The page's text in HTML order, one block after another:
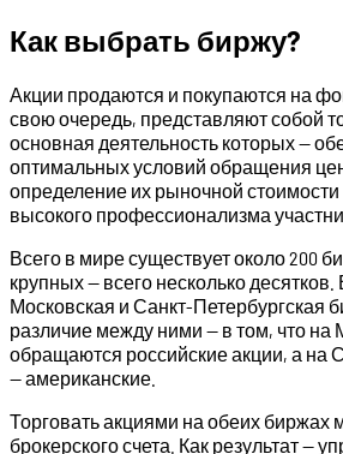
Как выбрать биржу?
Акции продаются и покупаются на
свою очередь, представляют собой
основная деятельность которых —
оптимальных условий обращения
определение их рыночной
высокого профессионализма
Всего в мире существует около 200
крупных — всего несколько десятков.
Московская и Санкт-Петербургская
различие между ними — в том, что на
обращаются российские акции, а на
— американские.
Торговать акциями на обеих биржах
брокерского счета. Как результат —